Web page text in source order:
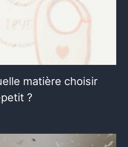
matière choisir
?